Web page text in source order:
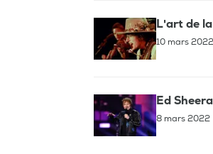
L'art de
10 mars 2022
Ed
8 mars 2022